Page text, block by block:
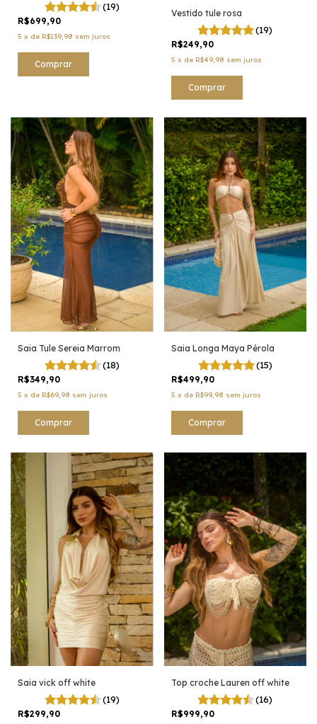
(19)
R$699,90
5 x de R$139,98 sem juros
Comprar
Vestido tule rosa
(19)
R$249,90
5 x de R$49,98 sem juros
Comprar
Saia Tule Sereia Marrom
(18)
R$349,90
5 x de R$69,98 sem juros
Comprar
Saia Longa Maya Pérola
(15)
R$499,90
5 x de R$99,98 sem juros
Comprar
Saia vick off white
(19)
R$299,90
Top croche Lauren off white
(16)
R$999,90